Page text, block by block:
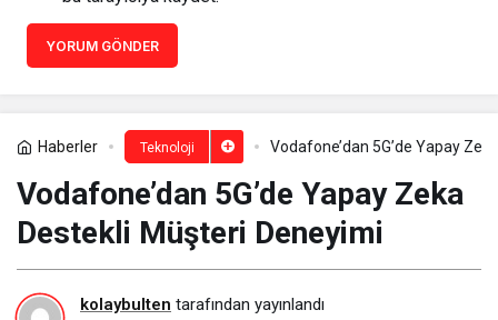
YORUM GÖNDER
Haberler Teknoloji Vodafone’dan 5G’de Yapay
Vodafone’dan 5G’de Yapay Zeka
Destekli Müşteri Deneyimi
kolaybulten tarafından yayınlandı